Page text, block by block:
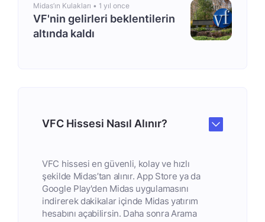
Midas’ın Kulakları • 1 yıl once
VF'nin gelirleri beklentilerin
altında kaldı
VFC Hissesi Nasıl Alınır?
VFC hissesi en güvenli, kolay ve hızlı
şekilde Midas’tan alınır. App Store ya da
Google Play'den Midas uygulamasını
indirerek dakikalar içinde Midas yatırım
hesabını açabilirsin. Daha sonra Arama